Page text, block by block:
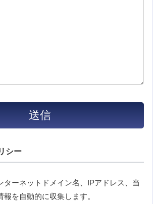
シー
ターネットドメイン名、IPアドレス、当
を自動的に収集します。